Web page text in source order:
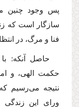
پس وجود چنین
سازگار است كه
فنا و مرگ، در
حاصل آنكه:
حكمت الهى، و
نتیجه مى‌رسیم
وراى این زندگى